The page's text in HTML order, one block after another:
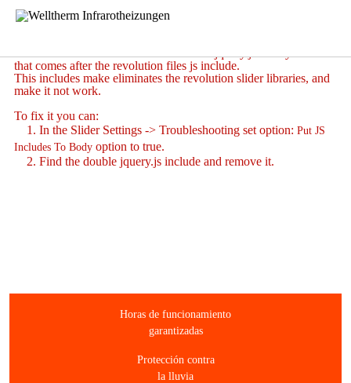
that comes after the revolution files js include.
This includes make eliminates the revolution slider libraries, and
make it not work.
To fix it you can:
1. In the Slider Settings -> Troubleshooting set option: Put JS
Includes To Body option to true.
2. Find the double jquery.js include and remove it.
Horas de funcionamiento
garantizadas
Protección contra
la lluvia